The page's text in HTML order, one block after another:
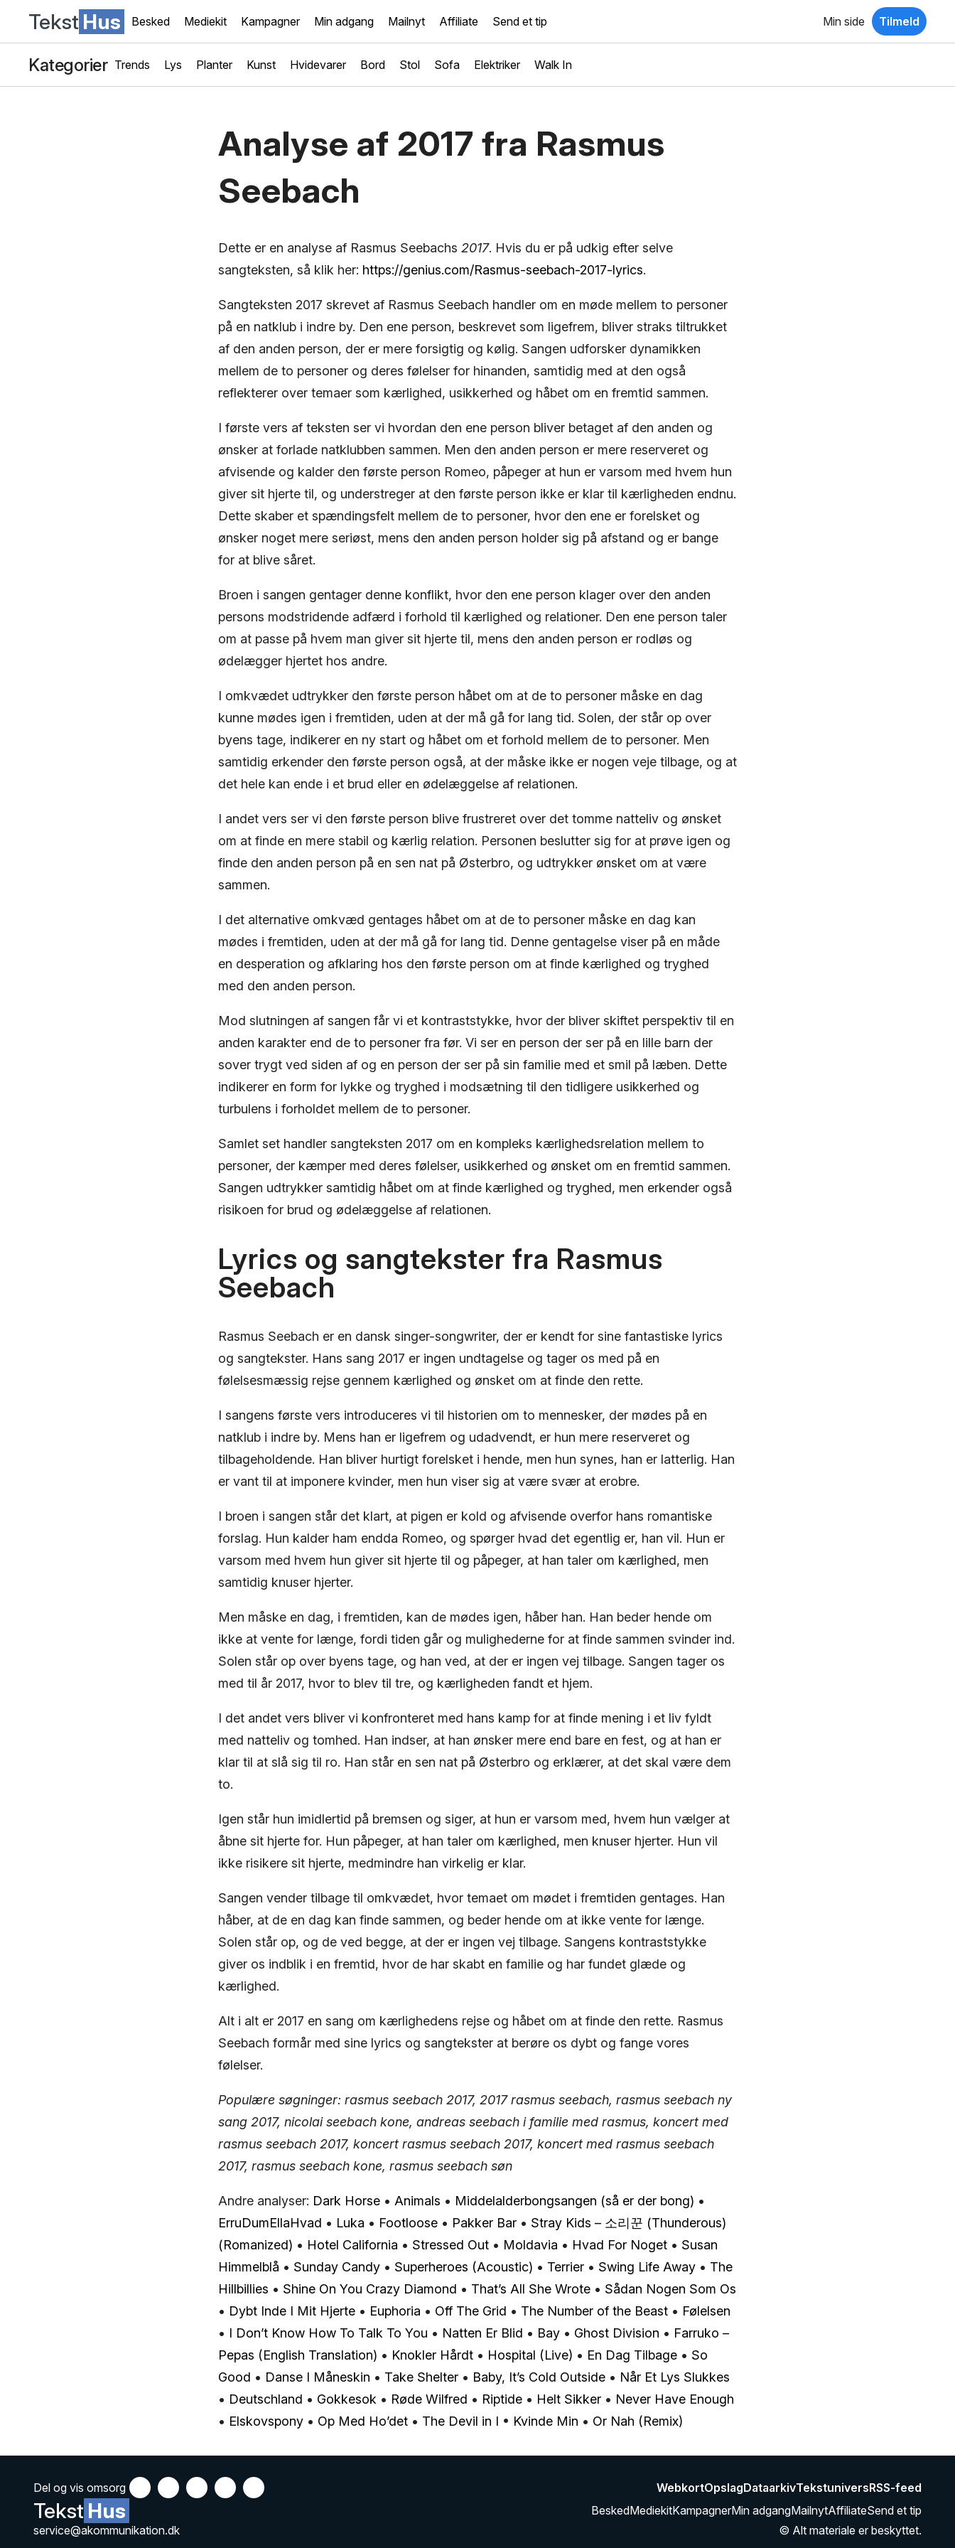
Tekst Hus Besked Mediekit Kampagner Min adgang Mailnyt Affiliate Send et tip Min side Tilmeld
Kategorier Trends Lys Planter Kunst Hvidevarer Bord Stol Sofa Elektriker Walk In
Analyse af 2017 fra Rasmus
Seebach
Dette er en analyse af Rasmus Seebachs 2017. Hvis du er på udkig efter selve
sangteksten, så klik her: https://genius.com/Rasmus-seebach-2017-lyrics.
Sangteksten 2017 skrevet af Rasmus Seebach handler om en møde mellem to personer
på en natklub i indre by. Den ene person, beskrevet som ligefrem, bliver straks tiltrukket
af den anden person, der er mere forsigtig og kølig. Sangen udforsker dynamikken
mellem de to personer og deres følelser for hinanden, samtidig med at den også
reflekterer over temaer som kærlighed, usikkerhed og håbet om en fremtid sammen.
I første vers af teksten ser vi hvordan den ene person bliver betaget af den anden og
ønsker at forlade natklubben sammen. Men den anden person er mere reserveret og
afvisende og kalder den første person Romeo, påpeger at hun er varsom med hvem hun
giver sit hjerte til, og understreger at den første person ikke er klar til kærligheden endnu.
Dette skaber et spændingsfelt mellem de to personer, hvor den ene er forelsket og
ønsker noget mere seriøst, mens den anden person holder sig på afstand og er bange
for at blive såret.
Broen i sangen gentager denne konflikt, hvor den ene person klager over den anden
persons modstridende adfærd i forhold til kærlighed og relationer. Den ene person taler
om at passe på hvem man giver sit hjerte til, mens den anden person er rodløs og
ødelægger hjertet hos andre.
I omkvædet udtrykker den første person håbet om at de to personer måske en dag
kunne mødes igen i fremtiden, uden at der må gå for lang tid. Solen, der står op over
byens tage, indikerer en ny start og håbet om et forhold mellem de to personer. Men
samtidig erkender den første person også, at der måske ikke er nogen veje tilbage, og at
det hele kan ende i et brud eller en ødelæggelse af relationen.
I andet vers ser vi den første person blive frustreret over det tomme natteliv og ønsket
om at finde en mere stabil og kærlig relation. Personen beslutter sig for at prøve igen og
finde den anden person på en sen nat på Østerbro, og udtrykker ønsket om at være
sammen.
I det alternative omkvæd gentages håbet om at de to personer måske en dag kan
mødes i fremtiden, uden at der må gå for lang tid. Denne gentagelse viser på en måde
en desperation og afklaring hos den første person om at finde kærlighed og tryghed
med den anden person.
Mod slutningen af sangen får vi et kontraststykke, hvor der bliver skiftet perspektiv til en
anden karakter end de to personer fra før. Vi ser en person der ser på en lille barn der
sover trygt ved siden af og en person der ser på sin familie med et smil på læben. Dette
indikerer en form for lykke og tryghed i modsætning til den tidligere usikkerhed og
turbulens i forholdet mellem de to personer.
Samlet set handler sangteksten 2017 om en kompleks kærlighedsrelation mellem to
personer, der kæmper med deres følelser, usikkerhed og ønsket om en fremtid sammen.
Sangen udtrykker samtidig håbet om at finde kærlighed og tryghed, men erkender også
risikoen for brud og ødelæggelse af relationen.
Lyrics og sangtekster fra Rasmus
Seebach
Rasmus Seebach er en dansk singer-songwriter, der er kendt for sine fantastiske lyrics
og sangtekster. Hans sang 2017 er ingen undtagelse og tager os med på en
følelsesmæssig rejse gennem kærlighed og ønsket om at finde den rette.
I sangens første vers introduceres vi til historien om to mennesker, der mødes på en
natklub i indre by. Mens han er ligefrem og udadvendt, er hun mere reserveret og
tilbageholdende. Han bliver hurtigt forelsket i hende, men hun synes, han er latterlig. Han
er vant til at imponere kvinder, men hun viser sig at være svær at erobre.
I broen i sangen står det klart, at pigen er kold og afvisende overfor hans romantiske
forslag. Hun kalder ham endda Romeo, og spørger hvad det egentlig er, han vil. Hun er
varsom med hvem hun giver sit hjerte til og påpeger, at han taler om kærlighed, men
samtidig knuser hjerter.
Men måske en dag, i fremtiden, kan de mødes igen, håber han. Han beder hende om
ikke at vente for længe, fordi tiden går og mulighederne for at finde sammen svinder ind.
Solen står op over byens tage, og han ved, at der er ingen vej tilbage. Sangen tager os
med til år 2017, hvor to blev til tre, og kærligheden fandt et hjem.
I det andet vers bliver vi konfronteret med hans kamp for at finde mening i et liv fyldt
med natteliv og tomhed. Han indser, at han ønsker mere end bare en fest, og at han er
klar til at slå sig til ro. Han står en sen nat på Østerbro og erklærer, at det skal være dem
to.
Igen står hun imidlertid på bremsen og siger, at hun er varsom med, hvem hun vælger at
åbne sit hjerte for. Hun påpeger, at han taler om kærlighed, men knuser hjerter. Hun vil
ikke risikere sit hjerte, medmindre han virkelig er klar.
Sangen vender tilbage til omkvædet, hvor temaet om mødet i fremtiden gentages. Han
håber, at de en dag kan finde sammen, og beder hende om at ikke vente for længe.
Solen står op, og de ved begge, at der er ingen vej tilbage. Sangens kontraststykke
giver os indblik i en fremtid, hvor de har skabt en familie og har fundet glæde og
kærlighed.
Alt i alt er 2017 en sang om kærlighedens rejse og håbet om at finde den rette. Rasmus
Seebach formår med sine lyrics og sangtekster at berøre os dybt og fange vores
følelser.
Populære søgninger: rasmus seebach 2017, 2017 rasmus seebach, rasmus seebach ny
sang 2017, nicolai seebach kone, andreas seebach i familie med rasmus, koncert med
rasmus seebach 2017, koncert rasmus seebach 2017, koncert med rasmus seebach
2017, rasmus seebach kone, rasmus seebach søn
Andre analyser: Dark Horse • Animals • Middelalderbongsangen (så er der bong) •
ErruDumEllaHvad • Luka • Footloose • Pakker Bar • Stray Kids – 소리꾼 (Thunderous)
(Romanized) • Hotel California • Stressed Out • Moldavia • Hvad For Noget • Susan
Himmelblå • Sunday Candy • Superheroes (Acoustic) • Terrier • Swing Life Away • The
Hillbillies • Shine On You Crazy Diamond • That’s All She Wrote • Sådan Nogen Som Os
• Dybt Inde I Mit Hjerte • Euphoria • Off The Grid • The Number of the Beast • Følelsen
• I Don’t Know How To Talk To You • Natten Er Blid • Bay • Ghost Division • Farruko –
Pepas (English Translation) • Knokler Hårdt • Hospital (Live) • En Dag Tilbage • So
Good • Danse I Måneskin • Take Shelter • Baby, It’s Cold Outside • Når Et Lys Slukkes
• Deutschland • Gokkesok • Røde Wilfred • Riptide • Helt Sikker • Never Have Enough
• Elskovspony • Op Med Ho’det • The Devil in I • Kvinde Min • Or Nah (Remix)
Tekst Hus
Del og vis omsorg
BeskedMediekitKampagnerMin adgangMailnytAffiliateSend et tip
© Alt materiale er beskyttet.
WebkortOpslagDataarkivTekstuniversRSS-feed
service@akommunikation.dk